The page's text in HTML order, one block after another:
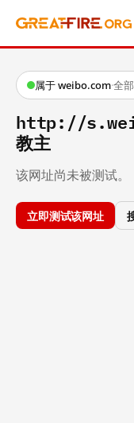
属于 weibo.com·全
http://
教主
该网址尚未被测试。
立即测试该网址